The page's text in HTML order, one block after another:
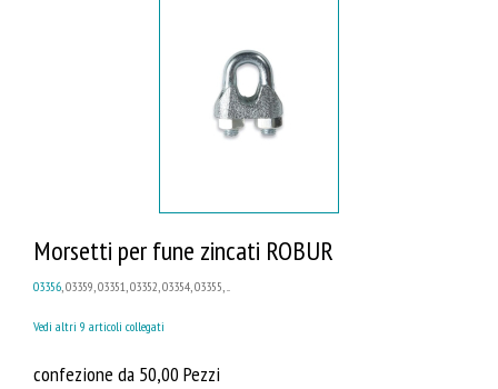
Morsetti per fune zincati ROBUR
03356, 03359, 03351, 03352, 03354, 03355, ...
Vedi altri 9 articoli collegati
confezione da 50,00 Pezzi